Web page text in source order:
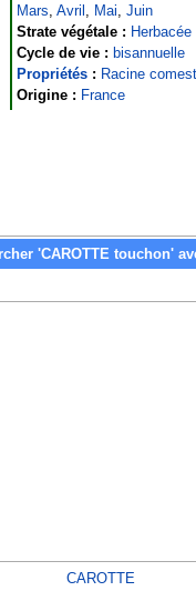
Mars, Avril , Mai, Juin
Strate végétale : Herbacée
Cycle de vie : bisannuelle
Propriétés : Racine
Origine : France
CAROTTE